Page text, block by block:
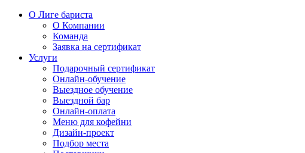
О Лиге бариста
О Компании
Команда
Заявка на сертификат
Услуги
Подарочный сертификат
Онлайн-обучение
Выездное обучение
Выездной бар
Онлайн-оплата
Меню для кофейни
Дизайн-проект
Подбор места